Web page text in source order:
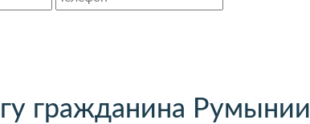
гражданина